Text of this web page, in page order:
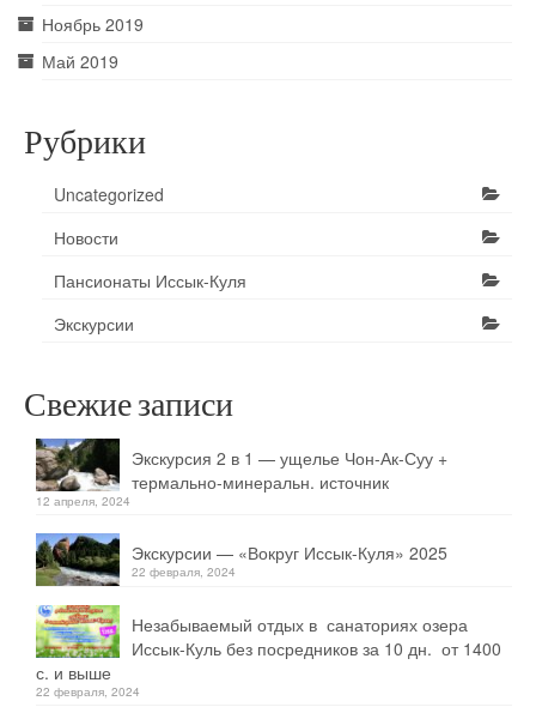
Ноябрь 2019
Май 2019
Рубрики
Uncategorized
Новости
Пансионаты Иссык-Куля
Экскурсии
Свежие записи
Экскурсия 2 в 1 — ущелье Чон-Ак-Суу +
термально-минеральн. источник
12 апреля, 2024
Экскурсии — «Вокруг Иссык-Куля» 2025
22 февраля, 2024
Незабываемый отдых в санаториях озера
Иссык-Куль без посредников за 10 дн. от 1400
с. и выше
22 февраля, 2024